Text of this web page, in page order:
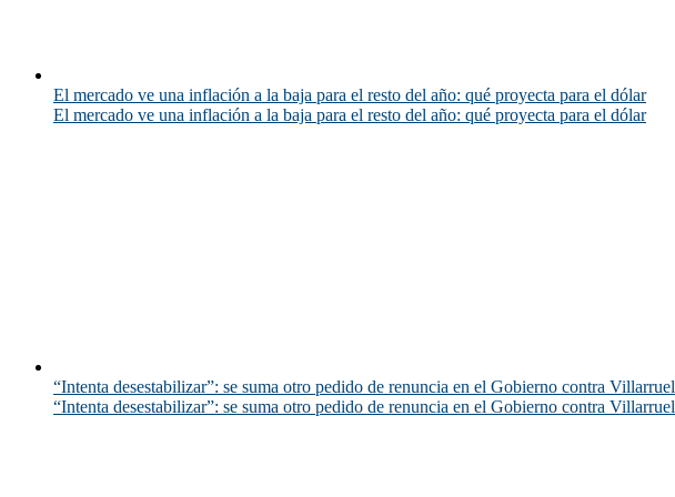
El mercado ve una inflación a la baja para el resto del año: qué proyecta para el dólar
El mercado ve una inflación a la baja para el resto del año: qué proyecta para el dólar
“Intenta desestabilizar”: se suma otro pedido de renuncia en el Gobierno contra Villarruel
“Intenta desestabilizar”: se suma otro pedido de renuncia en el Gobierno contra Villarruel